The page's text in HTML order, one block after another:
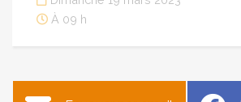
À 09 h